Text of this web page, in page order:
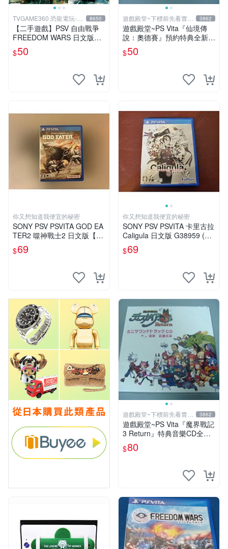
TVGAME360 恐龍電玩-台
中店
8650
【二手遊戲】PSV 自由戰爭
FREEDOM WARS 日文版
【台中恐龍電玩】
$50
遊戲殿堂~下標前先看賣場
關於我
3862
遊戲殿堂~PS Vita『仙境傳
說：奧德賽』預約特典全新未
使用(不含遊戲片喔)
$50
你又想知道我便宜的秘密
SONY PSV PSVITA GOD EA
TER2 噬神戰士2 日文版【下
標前請先詢問】G14459
$69
你又想知道我便宜的秘密
SONY PSV PSVITA 卡里古拉
Caligula 日文版 G38959 (下
標前請先詢問)
$69
遊戲殿堂~下標前先看賣場
關於我
3862
遊戲殿堂~PS Vita『魔界戰記
3 Return』特典音樂CD全新
品未使用(不含遊戲片喔)
$80